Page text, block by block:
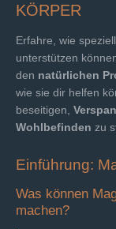
KÖRPER
Erfahre, wie
unterstützen
den natürlichen
wie sie dir helfen
beseitigen,
Wohlbefinden zu
Einführung:
Was können
machen?